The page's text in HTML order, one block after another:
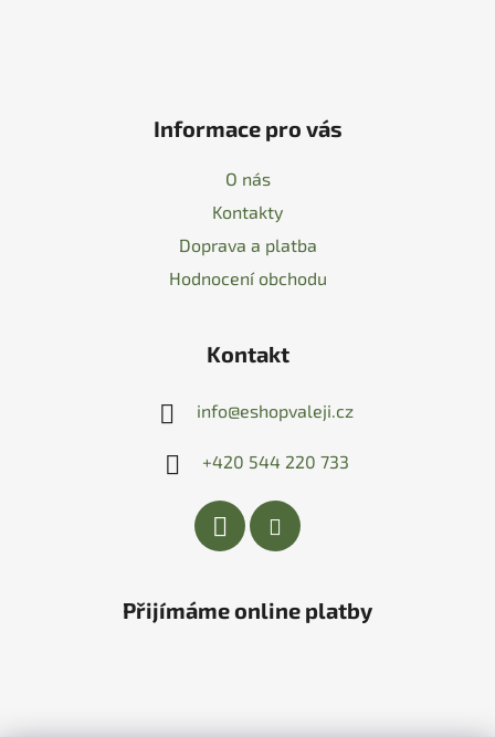
Informace pro vás
O nás
Kontakty
Doprava a platba
Hodnocení obchodu
Kontakt
info@eshopvaleji.cz
+420 544 220 733
Přijímáme online platby